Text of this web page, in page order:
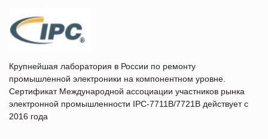
Крупнейшая лаборатория в России по ремонту
промышленной электроники на компонентном уровне.
Сертификат Международной ассоциации участников рынка
электронной промышленности IPC-7711B/7721B действует с
2016 года